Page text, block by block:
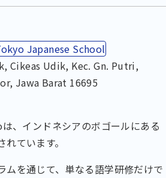
Japanese School
Cikeas Udik, Kec. Gn. Putri,
Jawa Barat 16695
、インドネシアのボゴールにある
ています。
ムを通じて、単なる語学研修だけで